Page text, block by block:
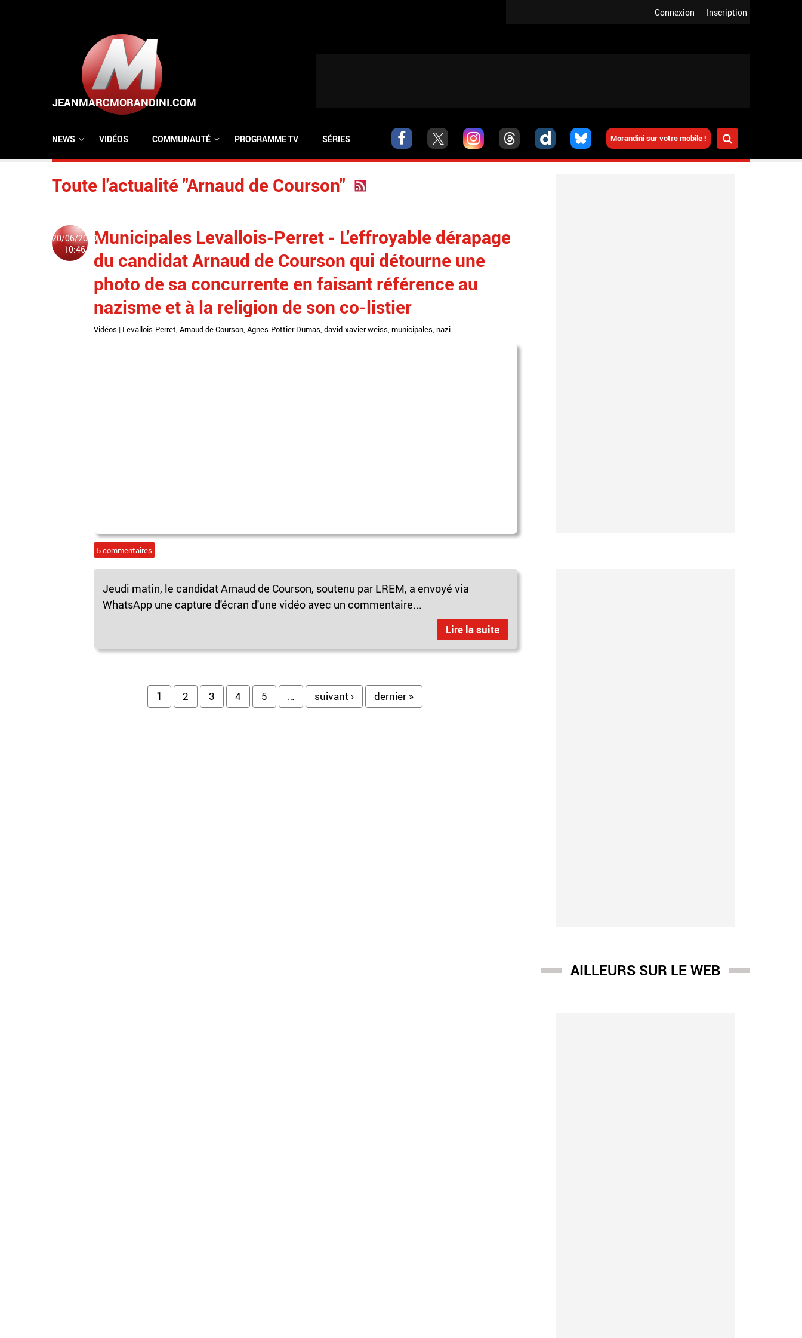
Inscription
Connexion
Morandini sur votre mobile !
NEWS VIDÉOS COMMUNAUTÉ PROGRAMME TV SÉRIES
Toute l'actualité "Arnaud de Courson"
20/06/2020
10:46
Municipales Levallois-Perret - L'effroyable dérapage
du candidat Arnaud de Courson qui détourne une
photo de sa concurrente en faisant référence au
nazisme et à la religion de son co-listier
Vidéos | Levallois-Perret, Arnaud de Courson, Agnes-Pottier Dumas, david-xavier weiss, municipales, nazi
5 commentaires
Jeudi matin, le candidat Arnaud de Courson, soutenu par LREM, a envoyé via
WhatsApp une capture d'écran d'une vidéo avec un commentaire...
Lire la suite
1 2 3 4 5 … suivant › dernier »
AILLEURS SUR LE WEB